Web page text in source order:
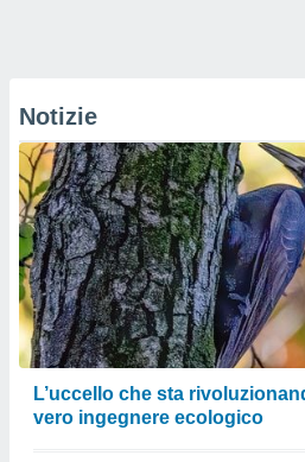
Notizie
L’uccello che sta
vero ingegnere ecologico